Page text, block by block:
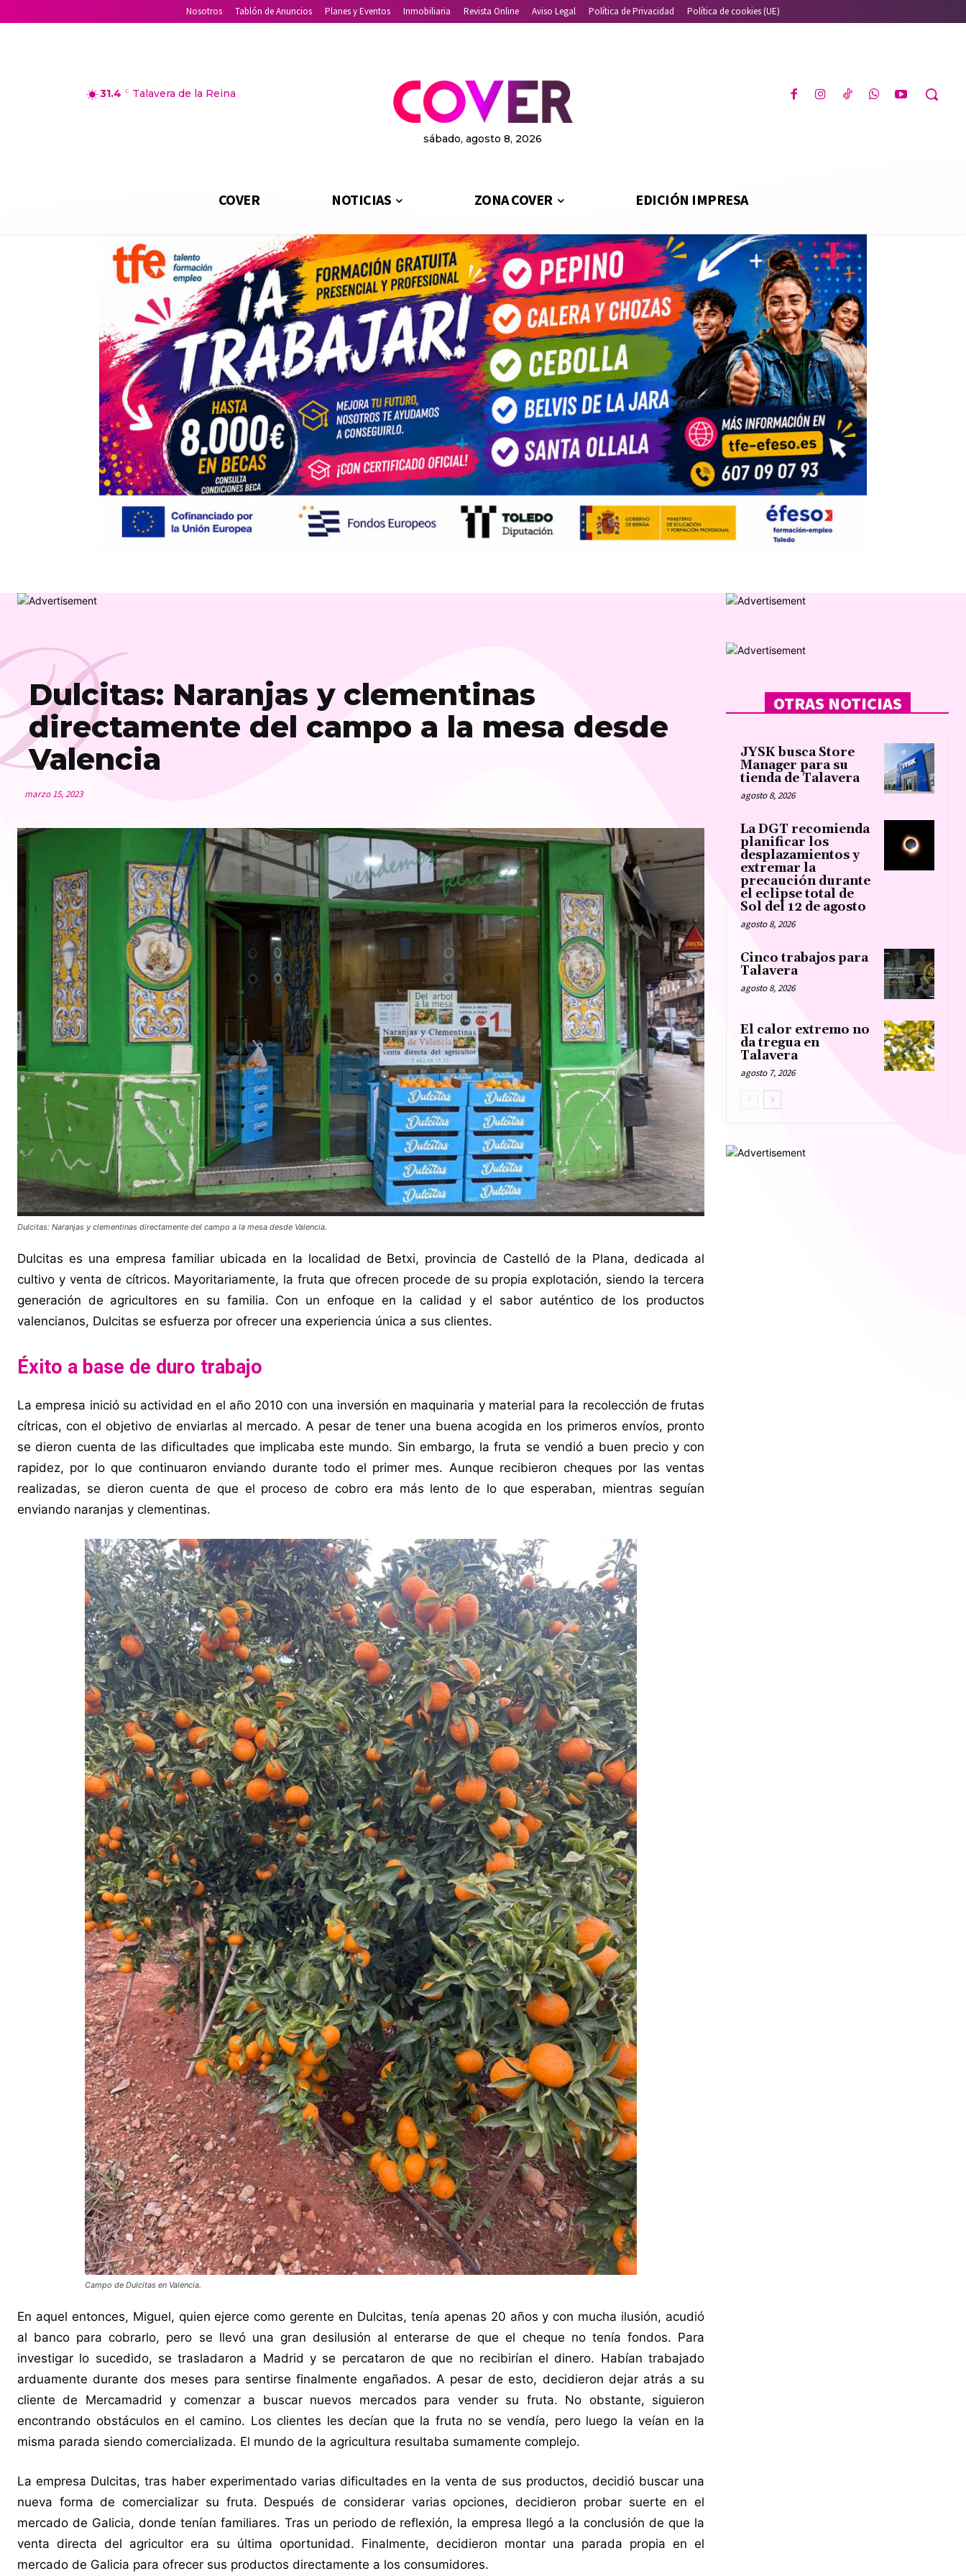
Nosotros Tablón de Anuncios Planes y Eventos Inmobiliaria Revista Online Aviso Legal Política de Privacidad Política de cookies (UE)
31.4 C Talavera de la Reina
sábado, agosto 8, 2026
COVER NOTICIAS ZONA COVER EDICIÓN IMPRESA
Dulcitas: Naranjas y clementinas
directamente del campo a la mesa desde
Valencia
marzo 15, 2023
Dulcitas: Naranjas y clementinas directamente del campo a la mesa desde Valencia.
Dulcitas es una empresa familiar ubicada en la localidad de Betxi, provincia de Castelló de la Plana, dedicada al
cultivo y venta de cítricos. Mayoritariamente, la fruta que ofrecen procede de su propia explotación, siendo la tercera
generación de agricultores en su familia. Con un enfoque en la calidad y el sabor auténtico de los productos
valencianos, Dulcitas se esfuerza por ofrecer una experiencia única a sus clientes.
Éxito a base de duro trabajo
La empresa inició su actividad en el año 2010 con una inversión en maquinaria y material para la recolección de frutas
cítricas, con el objetivo de enviarlas al mercado. A pesar de tener una buena acogida en los primeros envíos, pronto
se dieron cuenta de las dificultades que implicaba este mundo. Sin embargo, la fruta se vendió a buen precio y con
rapidez, por lo que continuaron enviando durante todo el primer mes. Aunque recibieron cheques por las ventas
realizadas, se dieron cuenta de que el proceso de cobro era más lento de lo que esperaban, mientras seguían
enviando naranjas y clementinas.
Campo de Dulcitas en Valencia.
En aquel entonces, Miguel, quien ejerce como gerente en Dulcitas, tenía apenas 20 años y con mucha ilusión, acudió
al banco para cobrarlo, pero se llevó una gran desilusión al enterarse de que el cheque no tenía fondos. Para
investigar lo sucedido, se trasladaron a Madrid y se percataron de que no recibirían el dinero. Habían trabajado
arduamente durante dos meses para sentirse finalmente engañados. A pesar de esto, decidieron dejar atrás a su
cliente de Mercamadrid y comenzar a buscar nuevos mercados para vender su fruta. No obstante, siguieron
encontrando obstáculos en el camino. Los clientes les decían que la fruta no se vendía, pero luego la veían en la
misma parada siendo comercializada. El mundo de la agricultura resultaba sumamente complejo.
La empresa Dulcitas, tras haber experimentado varias dificultades en la venta de sus productos, decidió buscar una
nueva forma de comercializar su fruta. Después de considerar varias opciones, decidieron probar suerte en el
mercado de Galicia, donde tenían familiares. Tras un periodo de reflexión, la empresa llegó a la conclusión de que la
venta directa del agricultor era su última oportunidad. Finalmente, decidieron montar una parada propia en el
mercado de Galicia para ofrecer sus productos directamente a los consumidores.
OTRAS NOTICIAS
JYSK busca Store
Manager para su
tienda de Talavera
agosto 8, 2026
La DGT recomienda
planificar los
desplazamientos y
extremar la
precaución durante
el eclipse total de
Sol del 12 de agosto
agosto 8, 2026
Cinco trabajos para
Talavera
agosto 8, 2026
El calor extremo no
da tregua en
Talavera
agosto 7, 2026